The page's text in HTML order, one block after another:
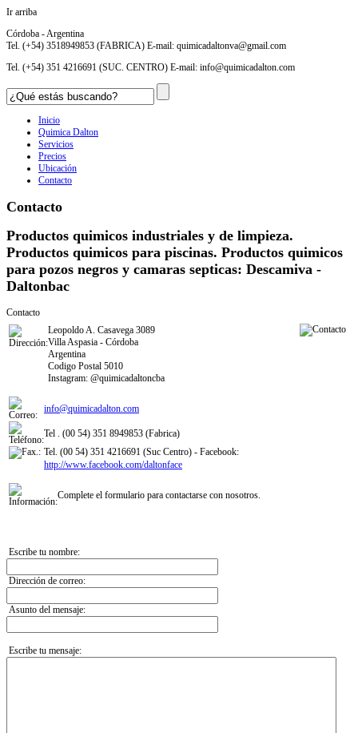
Ir arriba
Córdoba - Argentina
Tel. (+54) 3518949853 (FABRICA) E-mail: quimicadaltonva@gmail.com
Tel. (+54) 351 4216691 (SUC. CENTRO) E-mail: info@quimicadalton.com
Inicio
Quimica Dalton
Servicios
Precios
Ubicación
Contacto
Contacto
Productos quimicos industriales y de limpieza.
Productos quimicos para piscinas. Productos quimicos
para pozos negros y camaras septicas: Descamiva -
Daltonbac
Contacto
Leopoldo A. Casavega 3089
Villa Aspasia - Córdoba
Argentina
Codigo Postal 5010
Instagram: @quimicadaltoncba
info@quimicadalton.com
Tel . (00 54) 351 8949853 (Fabrica)
Tel. (00 54) 351 4216691 (Suc Centro) - Facebook:
http://www.facebook.com/daltonface
Complete el formulario para contactarse con nosotros.
Escribe tu nombre:
Dirección de correo:
Asunto del mensaje:
Escribe tu mensaje: